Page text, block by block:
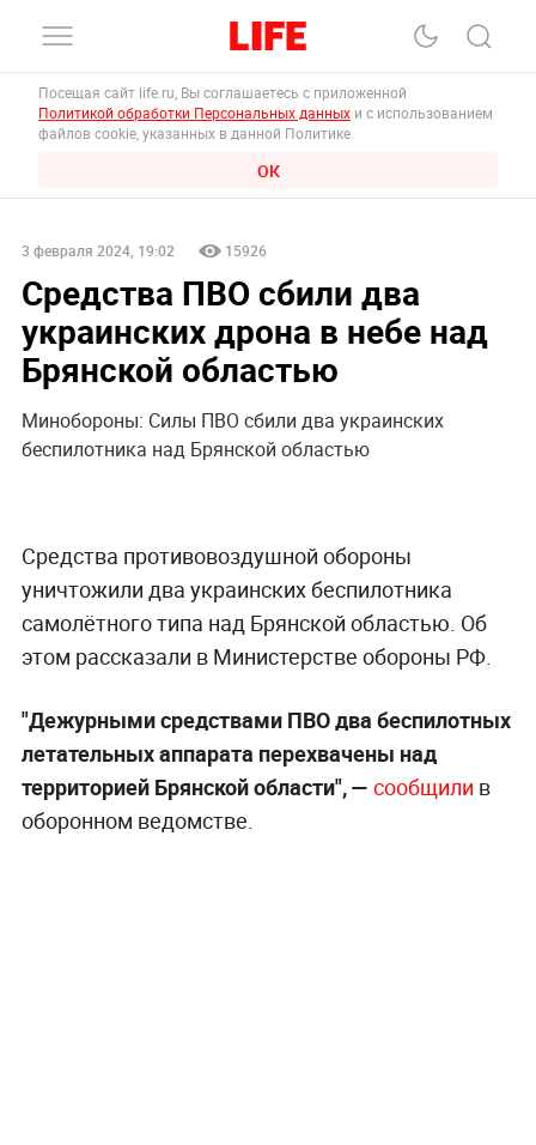
Посещая сайт life.ru, Вы соглашаетесь с приложенной
Политикой обработки Персональных данных и с использованием
файлов cookie, указанных в данной Политике.
ОК
3 февраля 2024, 19:02 15926
Средства ПВО сбили два
украинских дрона в небе над
Брянской областью
Минобороны: Силы ПВО сбили два украинских
беспилотника над Брянской областью
Средства противовоздушной обороны
уничтожили два украинских беспилотника
самолётного типа над Брянской областью. Об
этом рассказали в Министерстве обороны РФ.
"Дежурными средствами ПВО два беспилотных
летательных аппарата перехвачены над
территорией Брянской области", — сообщили в
оборонном ведомстве.